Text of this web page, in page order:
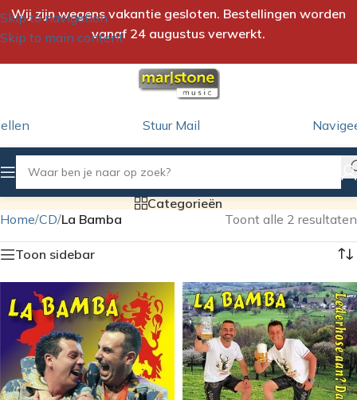
Skip to navigation
Skip to main content
Wij zijn wegens vakantie gesloten. Bestellingen worden
vanaf 24 augustus verwerkt.
Stuur Mail
Categorieën
Home/CD/La Bamba Toont alle 2 resultaten
Toon sidebar